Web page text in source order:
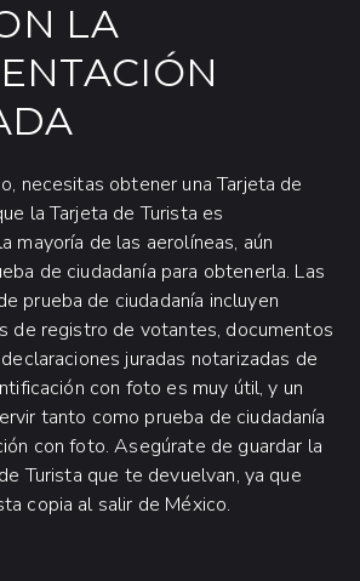
LA
necesitas obtener una Tarjeta de
la Tarjeta de Turista es
mayoría de las aerolíneas, aún
de ciudadanía para obtenerla. Las
prueba de ciudadanía incluyen
de registro de votantes, documentos
juradas notarizadas de
con foto es muy útil, y un
tanto como prueba de ciudadanía
con foto. Asegúrate de guardar la
Turista que te devuelvan, ya que
copia al salir de México.